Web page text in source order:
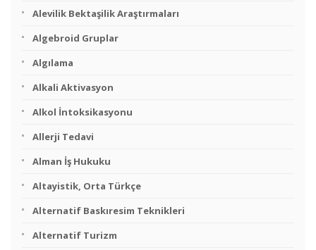
Alevilik Bektaşilik Araştırmaları
Algebroid Gruplar
Algılama
Alkali Aktivasyon
Alkol İntoksikasyonu
Allerji Tedavi
Alman İş Hukuku
Altayistik, Orta Türkçe
Alternatif Baskıresim Teknikleri
Alternatif Turizm